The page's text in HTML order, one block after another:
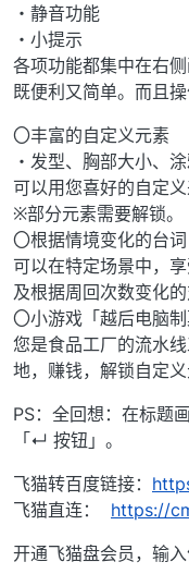
・静音功能
・小提示
各项功能都集中在右侧
既便利又简单。而且操
〇丰富的自定义元素
・发型、胸部大小、
可以用您喜好的自定义
※部分元素需要解锁。
〇根据情境变化的台词
可以在特定场景中，
及根据周回次数变化的
〇小游戏「越后电脑制
您是食品工厂的流水
地，赚钱，解锁自定义
PS：全回想：在标题
「↵ 按钮」。
飞猫转百度链接：
飞猫直连： https://
开通飞猫盘会员，输